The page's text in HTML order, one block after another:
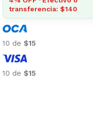
transferencia: $140
10 de $15
10 de $15